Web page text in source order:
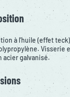
à l’huile (effet
Visserie
acier galvanisé.